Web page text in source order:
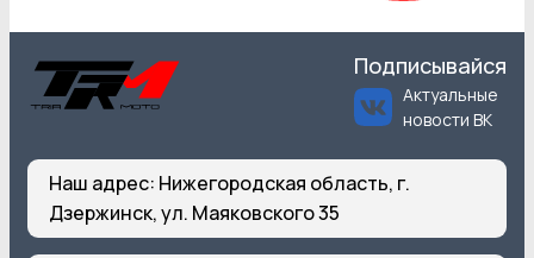
Подписывайся
Актуальные
новости ВК
Наш адрес: Нижегородская область, г.
Дзержинск, ул. Маяковского 35